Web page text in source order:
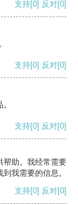
支持[0] 反对[0]
支持[0] 反对[0]
支持[0] 反对[0]
帮助。我经常需要
我需要的信息。
支持[0] 反对[0]